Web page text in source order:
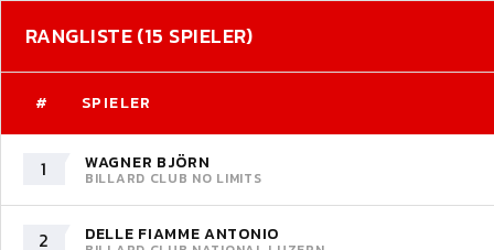
RANGLISTE (15 SPIELER)
# SPIELER
1 WAGNER BJÖRN
BILLARD CLUB NO LIMITS
2 DELLE FIAMME ANTONIO